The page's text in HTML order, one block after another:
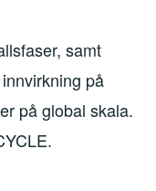
samt
på
på global skala.